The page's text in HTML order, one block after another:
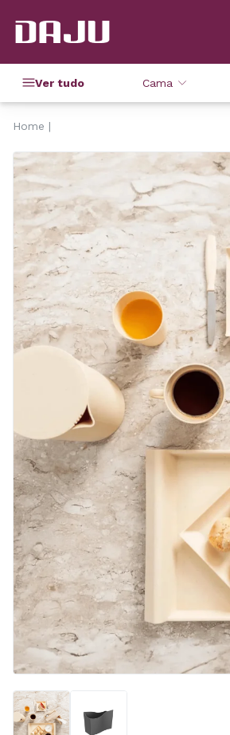
Ver tudo Cama
Home